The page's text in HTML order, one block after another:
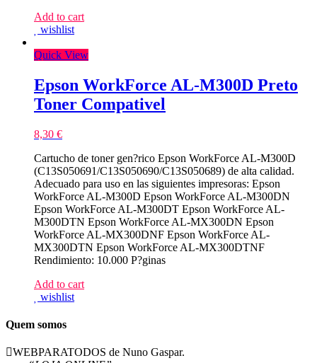
Add to cart
wishlist
Quick View
Epson WorkForce AL-M300D Preto
Toner Compativel
8,30 €
Cartucho de toner gen?rico Epson WorkForce AL-M300D
(C13S050691/C13S050690/C13S050689) de alta calidad.
Adecuado para uso en las siguientes impresoras: Epson
WorkForce AL-M300D Epson WorkForce AL-M300DN
Epson WorkForce AL-M300DT Epson WorkForce AL-
M300DTN Epson WorkForce AL-MX300DN Epson
WorkForce AL-MX300DNF Epson WorkForce AL-
MX300DTN Epson WorkForce AL-MX300DTNF
Rendimiento: 10.000 P?ginas
Add to cart
wishlist
Quem somos
WEBPARATODOS de Nuno Gaspar.